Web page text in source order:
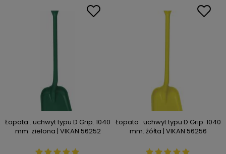
Łopata . uchwyt typu D Grip. 1040
mm. zielona | VIKAN 56252
Łopata . uchwyt typu D Grip. 1040
mm. żółta | VIKAN 56256